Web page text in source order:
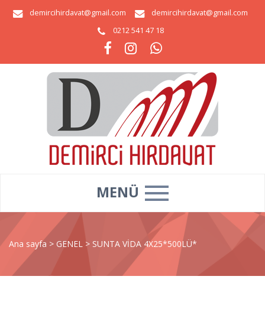
demircihirdavat@gmail.com
demircihirdavat@gmail.com
0212 541 47 18
MENÜ
Ana sayfa > GENEL > SUNTA VİDA 4X25*500LÜ*